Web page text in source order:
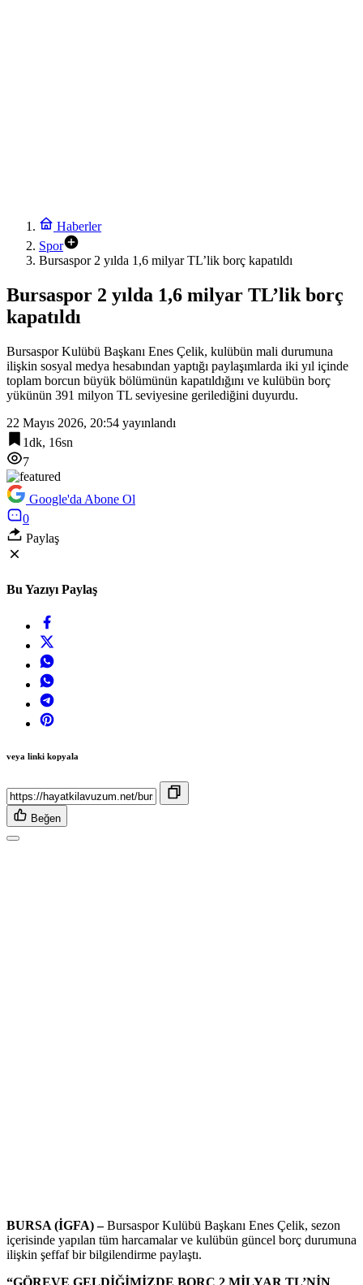
Haberler
Spor
Bursaspor 2 yılda 1,6 milyar TL’lik borç kapatıldı
Bursaspor 2 yılda 1,6 milyar TL’lik borç
kapatıldı
Bursaspor Kulübü Başkanı Enes Çelik, kulübün mali durumuna
ilişkin sosyal medya hesabından yaptığı paylaşımlarda iki yıl içinde
toplam borcun büyük bölümünün kapatıldığını ve kulübün borç
yükünün 391 milyon TL seviyesine gerilediğini duyurdu.
22 Mayıs 2026, 20:54 yayınlandı
1dk, 16sn
7
Google'da Abone Ol
0
Paylaş
Bu Yazıyı Paylaş
veya linki kopyala
Beğen
BURSA (İGFA) –Bursaspor Kulübü Başkanı Enes Çelik, sezon
içerisinde yapılan tüm harcamalar ve kulübün güncel borç durumuna
ilişkin şeffaf bir bilgilendirme paylaştı.